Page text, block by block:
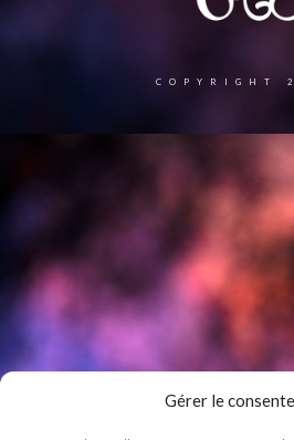
Gérer le
COPYRIGHT